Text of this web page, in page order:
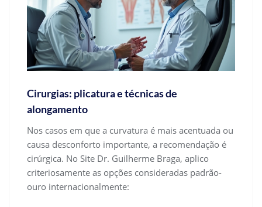
Cirurgias: plicatura e técnicas de
alongamento
Nos casos em que a curvatura é mais acentuada ou
causa desconforto importante, a recomendação é
cirúrgica. No Site Dr. Guilherme Braga, aplico
criteriosamente as opções consideradas padrão-
ouro internacionalmente: